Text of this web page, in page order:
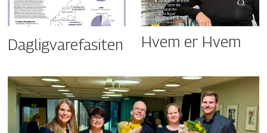
Dagligvarefasiten Hvem er Hvem